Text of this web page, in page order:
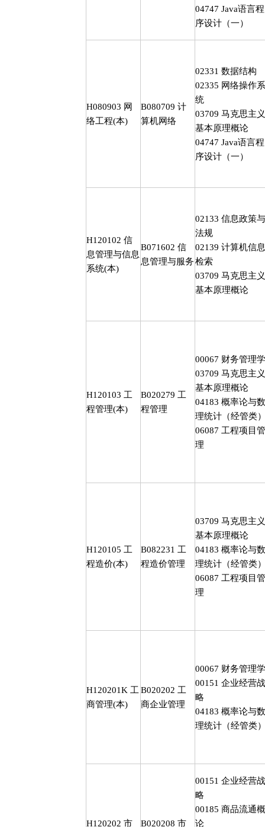
04747 Java语言程
序设计（一）
H080903 网
络工程(本)
B080709 计
算机网络
02331 数据结构
02335 网络操作系
统
03709 马克思主义
基本原理概论
04747 Java语言程
序设计（一）
H120102 信
息管理与信息
系统(本)
B071602 信
息管理与服务
02133 信息政策与
法规
02139 计算机信息
检索
03709 马克思主义
基本原理概论
H120103 工
程管理(本)
B020279 工
程管理
00067 财务管理学
03709 马克思主义
基本原理概论
04183 概率论与数
理统计（经管类
06087 工程项目管
理
H120105 工
程造价(本)
B082231 工
程造价管理
03709 马克思主义
基本原理概论
04183 概率论与数
理统计（经管类
06087 工程项目管
理
H120201K 工
商管理(本)
B020202 工
商企业管理
00067 财务管理学
00151 企业经营战
略
04183 概率论与数
理统计（经管类
H120202 市
B020208 市
00151 企业经营战
略
00185 商品流通概
论